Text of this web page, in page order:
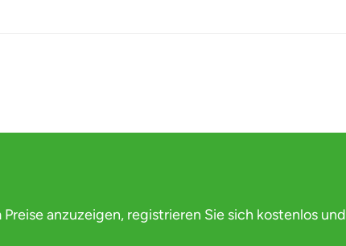
anzuzeigen, registrieren Sie sich kostenlos und